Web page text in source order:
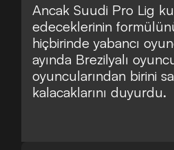
Ancak Suudi Pro Lig
edeceklerinin
hiçbirinde yabancı
ayında Brezilyalı
oyuncularından birini
kalacaklarını duyurdu.